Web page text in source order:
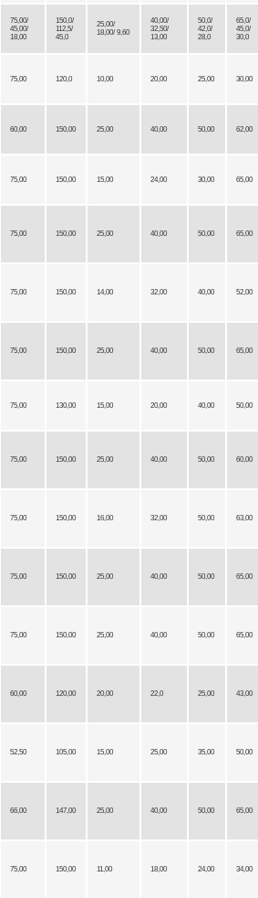
75,00/
45,00/
18,00
150,0/
112,5/
45,0
25,00/
18,00/ 9,60
40,00/
32,50/
13,00
50,0/
42,0/
28,0
65,0/
45,0/
30,0
75,00 120,0 10,00 20,00 25,00 30,00
60,00 150,00 25,00 40,00 50,00 62,00
75,00 150,00 15,00 24,00 30,00 65,00
75,00 150,00 25,00 40,00 50,00 65,00
75,00 150,00 14,00 32,00 40,00 52,00
75,00 150,00 25,00 40,00 50,00 65,00
75,00 130,00 15,00 20,00 40,00 50,00
75,00 150,00 25,00 40,00 50,00 60,00
75,00 150,00 16,00 32,00 50,00 63,00
75,00 150,00 25,00 40,00 50,00 65,00
75,00 150,00 25,00 40,00 50,00 65,00
60,00 120,00 20,00 22,0 25,00 43,00
52,50 105,00 15,00 25,00 35,00 50,00
66,00 147,00 25,00 40,00 50,00 65,00
75,00 150,00 11,00 18,00 24,00 34,00